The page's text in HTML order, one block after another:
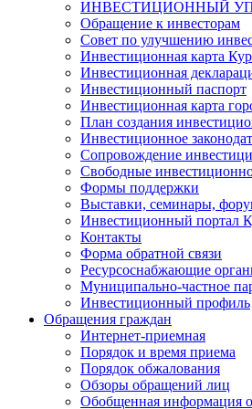
ИНВЕСТИЦИОННЫЙ
Обращение к инвесторам
Совет по улучшению
Инвестиционная карта
Инвестиционная
Инвестиционный паспорт
Инвестиционная карта
План создания
Инвестиционное
Сопровождение
Свободные
Формы поддержки
Выставки, семинары,
Инвестиционный портал
Контакты
Форма обратной связи
Ресурсоснабжающие
Муниципально-частное
Инвестиционный профиль
Обращения граждан
Интернет-приемная
Порядок и время приема
Порядок обжалования
Обзоры обращений лиц
Обобщенная информация о